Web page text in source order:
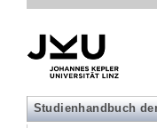
Studienhandbuch